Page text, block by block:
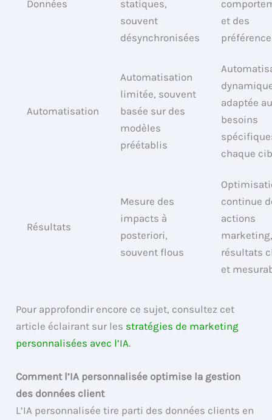
Données
statiques,
souvent
désynchronisées
et des
Automatisation
Automatisation
limitée, souvent
basée sur des
modèles
préétablis
adaptée
besoins
chaque
Résultats
Mesure des
impacts à
posteriori,
souvent flous
continue
actions
résultats
et
Pour approfondir encore ce sujet, consultez cet
article éclairant sur les stratégies de marketing
personnalisées avec l’IA.
Comment l’IA personnalisée optimise la gestion
des données client
L’IA personnalisée tire parti des données clients en